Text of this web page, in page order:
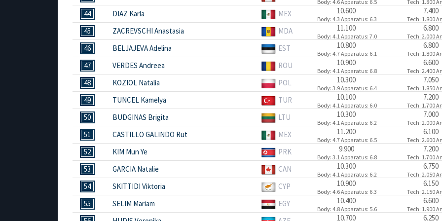
Body: 4.6Apparatus: 6.5 Tech: 1.800
44 DIAZ Karla MEX 10.600
Body: 4.3 Apparatus: 6.3
7.400
Tech: 1.800
45 ZACREVSCHI Anastasia MDA 11.100
Body: 4.1Apparatus: 7.0
6.800
Tech: 2.000
46 BELJAJEVA Adelina EST 10.800
Body: 4.7Apparatus: 6.1
6.800
Tech: 1.800
47 VERDES Andreea ROU 10.900
Body: 4.1Apparatus: 6.8
6.600
Tech: 2.400
48 KOZIOL Natalia POL 10.300
Body: 3.9Apparatus: 6.4
7.050
Tech: 1.850
49 TUNCEL Kamelya TUR 10.100
Body: 4.1Apparatus: 6.0
7.200
Tech: 1.700
50 BUDGINAS Brigita LTU 10.300
Body: 4.1Apparatus: 6.2
7.000
Tech: 2.000
51 CASTILLO GALINDO Rut MEX 11.200
Body: 4.7Apparatus: 6.5
6.100
Tech: 2.600
52 KIM Mun Ye PRK 9.900
Body: 3.1Apparatus: 6.8
7.200
Tech: 1.700
53 GARCIA Natalie CAN 10.300
Body: 4.1Apparatus: 6.2
6.750
Tech: 2.050
54 SKITTIDI Viktoria CYP 10.900
Body: 4.6Apparatus: 6.3
6.150
Tech: 2.150
55 SELIM Mariam EGY 10.400
Body: 4.8Apparatus: 5.6
6.600
Tech: 1.900
10.700 6.250